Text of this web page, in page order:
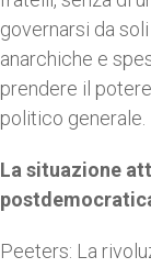
governarsi da
anarchiche e
prendere il
politico generale.
La situazione
Peeters: La